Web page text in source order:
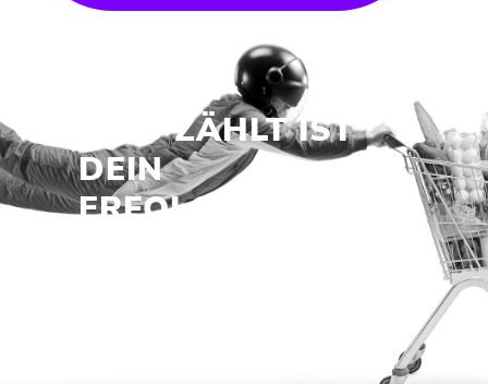
WAS ZÄHLT IST
DEIN
ERFOLG AM POS!